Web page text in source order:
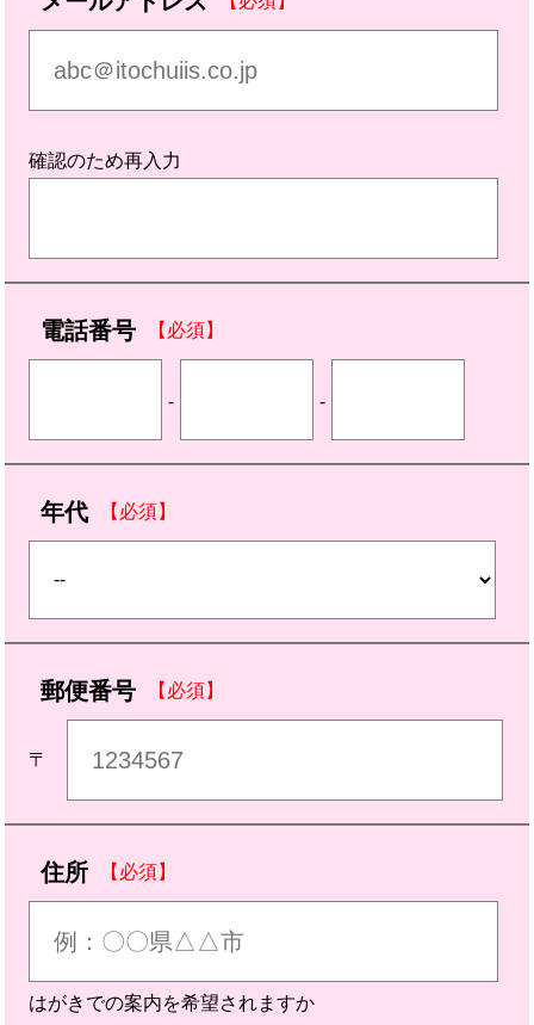
確認のため再入力
電話番号 【必須】
- -
年代 【必須】
郵便番号 【必須】
〒
住所 【必須】
はがきでの案内を希望されますか